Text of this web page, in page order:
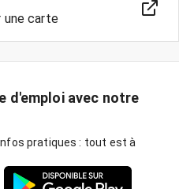
une carte
d'emploi avec notre
pratiques : tout est à